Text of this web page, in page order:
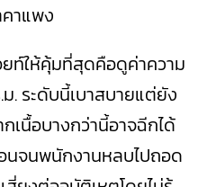
าแพง
ท์ให้คุ้มที่สุดคือดูค่าความ
. ระดับนี้เบาสบายแต่ยัง
เนื้อบางกว่านี้อาจฉีกได้
นจนพนักงานหลบไปถอด